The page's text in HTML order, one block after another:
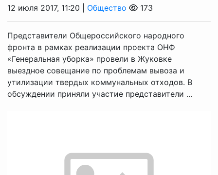
12 июля 2017, 11:20 | Общество 173
Представители Общероссийского народного
фронта в рамках реализации проекта ОНФ
«Генеральная уборка» провели в Жуковке
выездное совещание по проблемам вывоза и
утилизации твердых коммунальных отходов. В
обсуждении приняли участие представители ...